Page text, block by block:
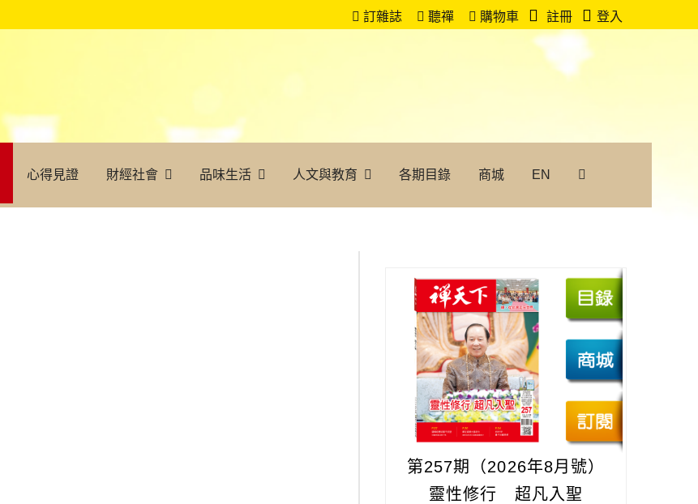
訂雜誌 聽禪 購物車 註冊 登入
心得見證 財經社會 品味生活 人文與教育 各期目錄 商城 EN
第257期（2026年8月號）
靈性修行 超凡入聖